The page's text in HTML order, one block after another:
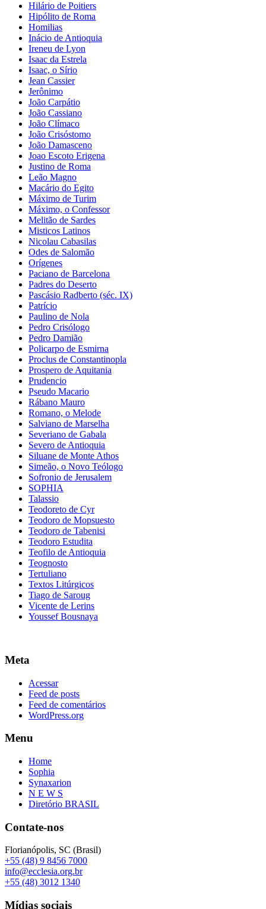
Hilário de Poitiers
Hipólito de Roma
Homilias
Inácio de Antioquia
Ireneu de Lyon
Isaac da Estrela
Isaac, o Sírio
Jean Cassier
Jerônimo
João Carpátio
João Cassiano
João Clímaco
João Crisóstomo
João Damasceno
Joao Escoto Erigena
Justino de Roma
Leão Magno
Macário do Egito
Máximo de Turim
Máximo, o Confessor
Melitão de Sardes
Misticos Latinos
Nicolau Cabasilas
Odes de Salomão
Orígenes
Paciano de Barcelona
Padres do Deserto
Pascásio Radberto (séc. IX)
Patrício
Paulino de Nola
Pedro Crisólogo
Pedro Damião
Policarpo de Esmirna
Proclus de Constantinopla
Prospero de Aquitania
Prudencio
Pseudo Macario
Rábano Mauro
Romano, o Melode
Salviano de Marselha
Severiano de Gabala
Severo de Antioquia
Siluane de Monte Athos
Simeão, o Novo Teólogo
Sofronio de Jerusalem
SOPHIA
Talassio
Teodoreto de Cyr
Teodoro de Mopsuesto
Teodoro de Tabenisi
Teodoro Estudita
Teofilo de Antioquia
Teognosto
Tertuliano
Textos Litúrgicos
Tiago de Saroug
Vicente de Lerins
Youssef Bousnaya
Meta
Acessar
Feed de posts
Feed de comentários
WordPress.org
Menu
Home
Sophia
Synaxarion
N E W S
Diretório BRASIL
Contate-nos
Florianópolis, SC (Brasil)
+55 (48) 9 8456 7000
info@ecclesia.org.br
+55 (48) 3012 1340
Mídias sociais